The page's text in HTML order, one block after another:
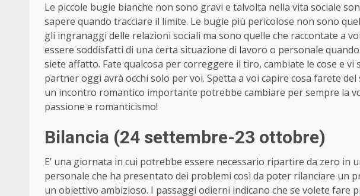
Le piccole bugie bianche non sono gravi e talvolta nella vita sociale
sapere quando tracciare il limite. Le bugie più pericolose non sono
gli ingranaggi delle relazioni sociali ma sono quelle che raccontate a
essere soddisfatti di una certa situazione di lavoro o personale
siete affatto. Fate qualcosa per correggere il tiro, cambiate le cose e vi
partner oggi avrà occhi solo per voi. Spetta a voi capire cosa farete del
un incontro romantico importante potrebbe cambiare per sempre la
passione e romanticismo!
Bilancia (24 settembre-23 ottobre)
E’ una giornata in cui potrebbe essere necessario ripartire da zero in
personale che ha presentato dei problemi così da poter rilanciare un
un obiettivo ambizioso. I passaggi odierni indicano che se volete fare